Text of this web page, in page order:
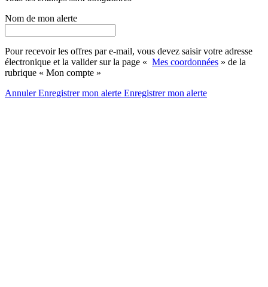
Nom de mon alerte
Pour recevoir les offres par e-mail, vous devez saisir votre adresse
électronique et la valider sur la page « Mes coordonnées » de la
rubrique « Mon compte »
AnnulerEnregistrer mon alerte Enregistrermon alerte